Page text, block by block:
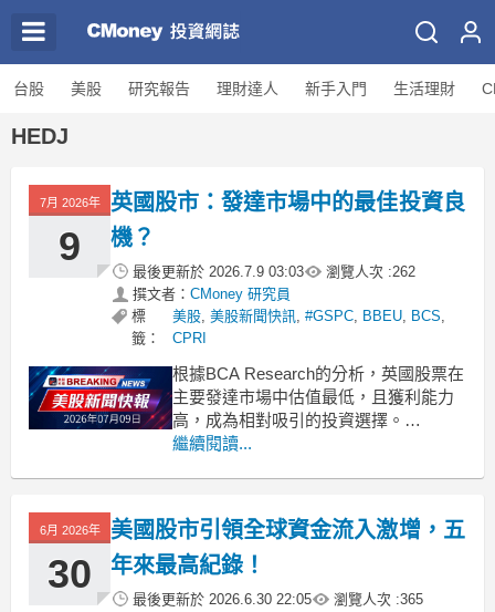
台股 美股 研究報告 理財達人 新手入門 生活理財
HEDJ
7月 2026年
9
英國股市：發達市場中的最佳投資良
機？
最後更新於 2026.7.9 03:03 瀏覽人次 :262
撰文者： CMoney 研究員
標
籤：
美股, 美股新聞快訊, #GSPC, BBEU, BCS,
CPRI
根據BCA Research的分析，英國股票在
主要發達市場中估值最低，且獲利能力
高，成為相對吸引的投資選擇。
.badgeprice-container {
gap: 1rem !important;
繼續閱讀...
6月 2026年
30
美國股市引領全球資金流入激增，五
年來最高紀錄！
最後更新於 2026.6.30 22:05 瀏覽人次 :365